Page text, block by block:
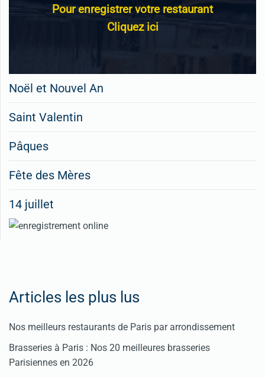
Pour enregistrer votre restaurant
Cliquez ici
Noël et Nouvel An
Saint Valentin
Pâques
Fête des Mères
14 juillet
Articles les plus lus
Nos meilleurs restaurants de Paris par arrondissement
Brasseries à Paris : Nos 20 meilleures brasseries
Parisiennes en 2026